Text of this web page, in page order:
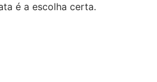
é a escolha certa.